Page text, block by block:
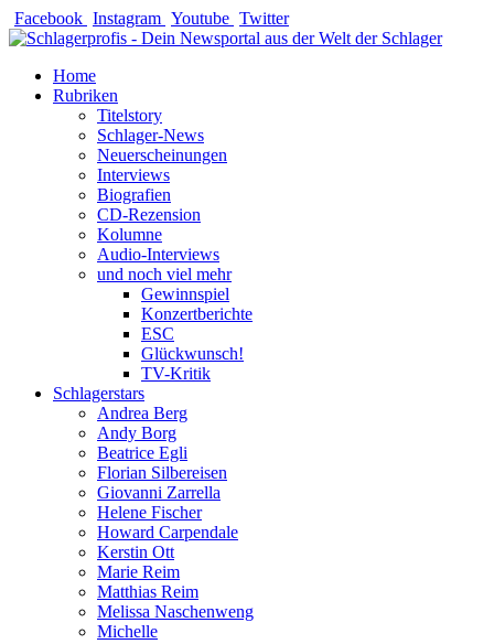
Zum
Inhalt
Facebook Instagram Youtube Twitter
Home
Rubriken
Titelstory
Schlager-News
Neuerscheinungen
Interviews
Biografien
CD-Rezension
Kolumne
Audio-Interviews
und noch viel mehr
Gewinnspiel
Konzertberichte
ESC
Glückwunsch!
TV-Kritik
Schlagerstars
Andrea Berg
Andy Borg
Beatrice Egli
Florian Silbereisen
Giovanni Zarrella
Helene Fischer
Howard Carpendale
Kerstin Ott
Marie Reim
Matthias Reim
Melissa Naschenweng
Michelle